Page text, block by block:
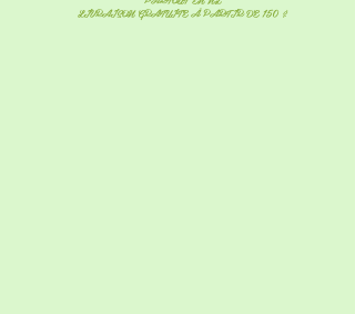
LIVRAISON GRATUITE À PARTIR DE 150 $